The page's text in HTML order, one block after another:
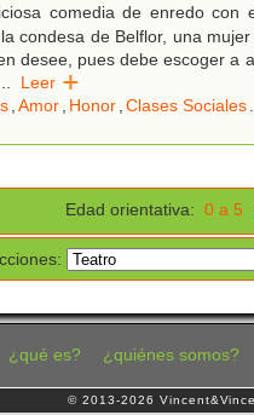
comedia de enredo
condesa de Belflor, una
desee, pues debe escoger a
Leer
Amor Honor Clases Sociales
Edad orientativa: 0 a 5
¿qué es? ¿quiénes somos?
© 2013-2026